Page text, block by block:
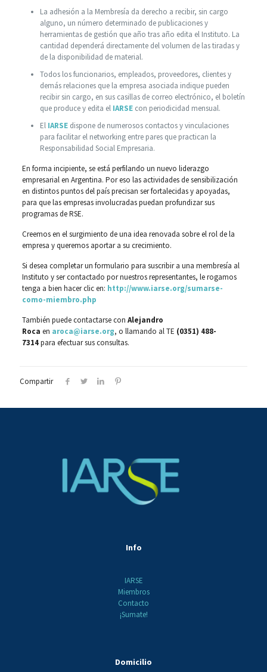
La adhesión a la Membresía da derecho a recibir, sin cargo
alguno, un número determinado de publicaciones y
herramientas de gestión que año tras año edita el Instituto. La
cantidad dependerá directamente del volumen de las tiradas y
de la disponibilidad de material.
Todos los funcionarios, empleados, proveedores, clientes y
demás relaciones que la empresa asociada indique pueden
recibir sin cargo, en sus casillas de correo electrónico, el boletín
que produce y edita el IARSEcon periodicidad mensual.
El IARSE dispone de numerosos contactos y vinculaciones
para facilitar el networking entre pares que practican la
Responsabilidad Social Empresaria.
En forma incipiente, se está perfilando un nuevo liderazgo
empresarial en Argentina. Por eso las actividades de sensibilización
en distintos puntos del país precisan ser fortalecidas y apoyadas,
para que las empresas involucradas puedan profundizar sus
programas de RSE.
Creemos en el surgimiento de una idea renovada sobre el rol de la
empresa y queremos aportar a su crecimiento.
Si desea completar un formulario para suscribir a una membresía al
Instituto y ser contactado por nuestros representantes, le rogamos
tenga a bien hacer clic en: http://www.iarse.org/sumarse-
como-miembro.php
También puede contactarse con Alejandro
Roca en aroca@iarse.org, o llamando al TE (0351) 488-
7314para efectuar sus consultas.
Compartir
Info
IARSE
Miembros
Contacto
¡Sumate!
Domicilio